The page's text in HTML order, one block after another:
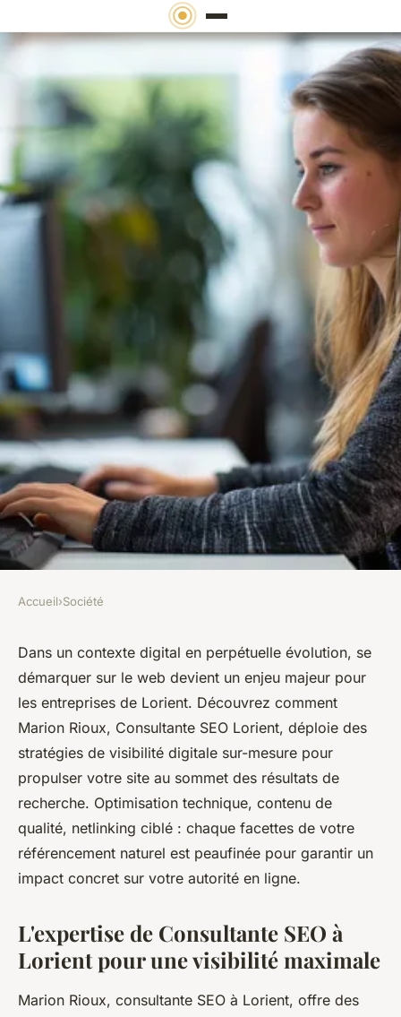
Boostez votre visibilité avec
consultante SEO à Lorient
Alexandre•29 mai 2024•2 min de lecture
Accueil›Société
Dans un contexte digital en perpétuelle évolution, se
démarquer sur le web devient un enjeu majeur pour
les entreprises de Lorient. Découvrez comment
Marion Rioux, Consultante SEO Lorient, déploie des
stratégies de visibilité digitale sur-mesure pour
propulser votre site au sommet des résultats de
recherche. Optimisation technique, contenu de
qualité, netlinking ciblé : chaque facettes de votre
référencement naturel est peaufinée pour garantir un
impact concret sur votre autorité en ligne.
L'expertise de Consultante SEO à
Lorient pour une visibilité maximale
Marion Rioux, consultante SEO à Lorient, offre des